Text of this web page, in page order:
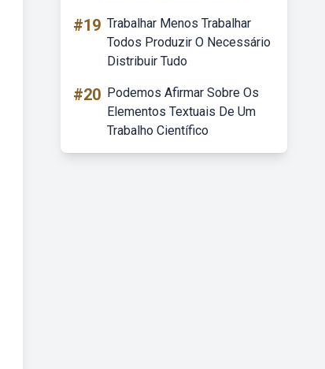
#19 Trabalhar Menos Trabalhar
Todos Produzir O Necessário
Distribuir Tudo
#20 Podemos Afirmar Sobre Os
Elementos Textuais De Um
Trabalho Científico